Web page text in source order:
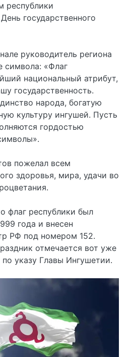
республики
государственного
руководитель региона
символа: «Флаг
национальный атрибут,
государственность.
народа, богатую
культуру ингушей. Пусть
гордостью
пожелал всем
здоровья, мира, удачи во
флаг республики был
года и внесен
РФ под номером 152.
отмечается вот уже
указу Главы Ингушетии.